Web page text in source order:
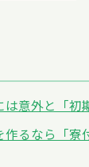
は意外と「初
作るなら「寮